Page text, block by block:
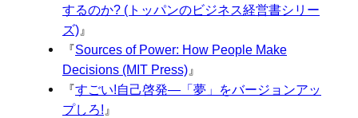
するのか? (トッパンのビジネス経営書シリー
ズ) 』
『Sources of Power: How People Make
Decisions (MIT Press) 』
『すごい!自己啓発—「夢」をバージョンアッ
プしろ! 』